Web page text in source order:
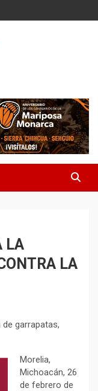
LA
LA
garrapatas,
Morelia,
Michoacán, 26
de febrero de